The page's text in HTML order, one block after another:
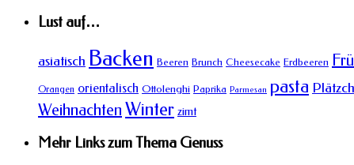
Lust auf…
asiatisch Backen Beeren Brunch Cheesecake Erdbeeren
Orangen orientalisch Ottolenghi Paprika Parmesan pasta
Weihnachten Winter zimt
Mehr Links zum Thema Genuss